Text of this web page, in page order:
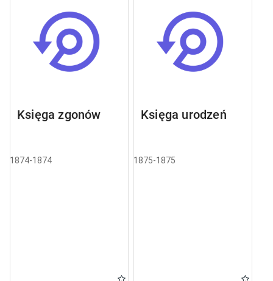
Księga zgonów
1874-1874
Księga urodzeń
1875-1875